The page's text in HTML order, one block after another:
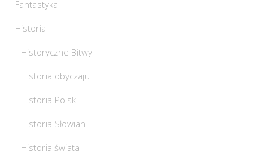
Fantastyka
Historia
Historyczne Bitwy
Historia obyczaju
Historia Polski
Historia Słowian
Historia świata